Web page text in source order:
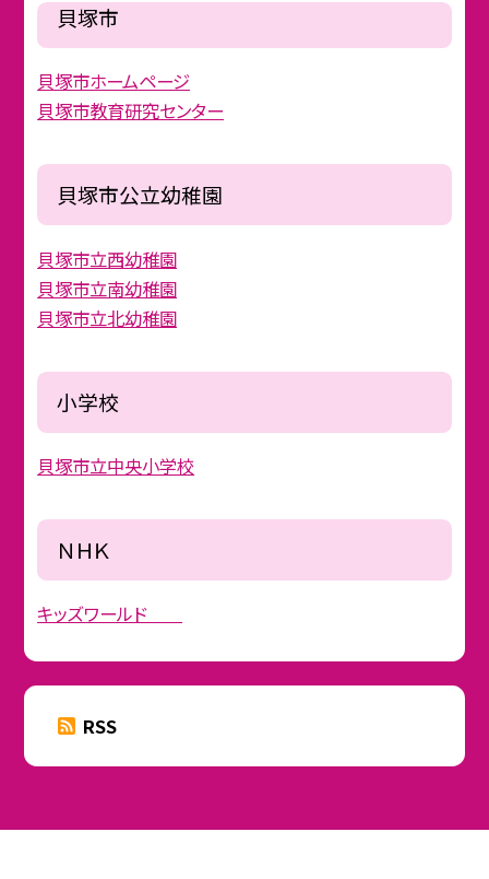
貝塚市
貝塚市ホームページ
貝塚市教育研究センター
貝塚市公立幼稚園
貝塚市立西幼稚園
貝塚市立南幼稚園
貝塚市立北幼稚園
小学校
貝塚市立中央小学校
ＮＨＫ
キッズワールド
RSS